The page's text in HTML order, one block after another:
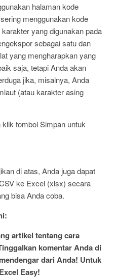
halaman kode
menggunakan kode
yang digunakan pada
sebagai satu dan
yang mengharapkan yang
saja, tetapi Anda akan
jika, misalnya, Anda
(atau karakter asing
tombol Simpan untuk
di atas, Anda juga dapat
ke Excel (xlsx) secara
bisa Anda coba.
artikel tentang cara
komentar Anda di
dari Anda! Untuk
Easy!